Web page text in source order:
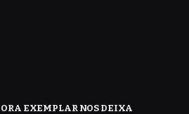
EXEMPLAR NOS DEIXA